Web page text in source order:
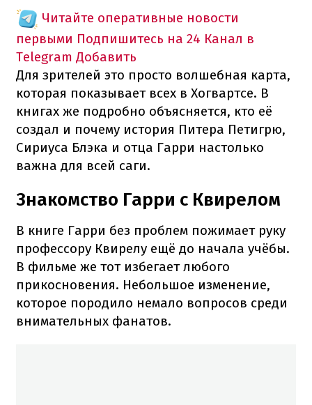
Читайте оперативные новости
первыми Подпишитесь на 24 Канал в
Telegram Добавить
Для зрителей это просто волшебная карта,
которая показывает всех в Хогвартсе. В
книгах же подробно объясняется, кто её
создал и почему история Питера Петигрю,
Сириуса Блэка и отца Гарри настолько
важна для всей саги.
Знакомство Гарри с Квирелом
В книге Гарри без проблем пожимает руку
профессору Квирелу ещё до начала учёбы.
В фильме же тот избегает любого
прикосновения. Небольшое изменение,
которое породило немало вопросов среди
внимательных фанатов.